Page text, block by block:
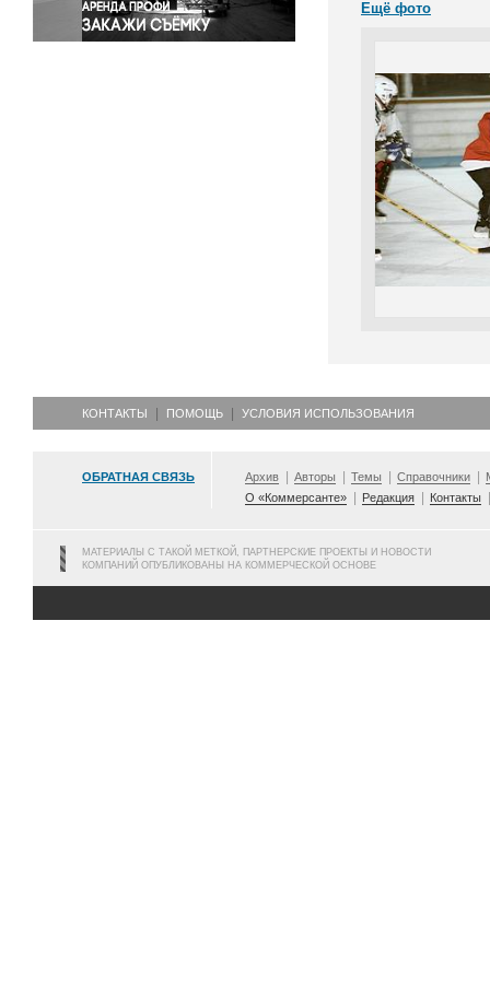
Ещё фото
КОНТАКТЫ ПОМОЩЬ УСЛОВИЯ ИСПОЛЬЗОВАНИЯ
ОБРАТНАЯ СВЯЗЬ Архив Авторы Темы Справочники
О «Коммерсанте»
Редакция Контакты
МАТЕРИАЛЫ С ТАКОЙ МЕТКОЙ, ПАРТНЕРСКИЕ ПРОЕКТЫ И НОВОСТИ
КОМПАНИЙ ОПУБЛИКОВАНЫ НА КОММЕРЧЕСКОЙ ОСНОВЕ